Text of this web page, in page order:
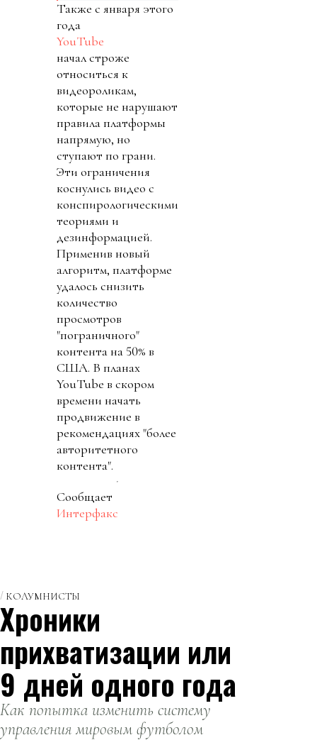
Также с января этого
года
YouTube
начал строже
относиться к
видеороликам,
которые не нарушают
правила платформы
напрямую, но
ступают по грани.
Эти ограничения
коснулись видео с
конспирологическими
теориями и
дезинформацией.
Применив новый
алгоритм, платформе
удалось снизить
количество
просмотров
"пограничного"
контента на 50% в
США. В планах
YouTube в скором
времени начать
продвижение в
рекомендациях "более
авторитетного
контента".
Сообщает
Интерфакс
КОЛУМНИСТЫ
Хроники
прихватизации или
9 дней одного года
Как попытка изменить систему
управления мировым футболом